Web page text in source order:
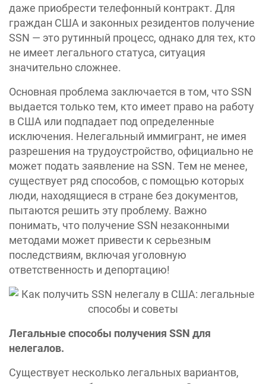
даже приобрести телефонный контракт. Для
граждан США и законных резидентов получение
SSN — это рутинный процесс, однако для тех, кто
не имеет легального статуса, ситуация
значительно сложнее.
Основная проблема заключается в том, что SSN
выдается только тем, кто имеет право на работу
в США или подпадает под определенные
исключения. Нелегальный иммигрант, не имея
разрешения на трудоустройство, официально не
может подать заявление на SSN. Тем не менее,
существует ряд способов, с помощью которых
люди, находящиеся в стране без документов,
пытаются решить эту проблему. Важно
понимать, что получение SSN незаконными
методами может привести к серьезным
последствиям, включая уголовную
ответственность и депортацию!
Легальные способы получения SSN для
нелегалов.
Существует несколько легальных вариантов,